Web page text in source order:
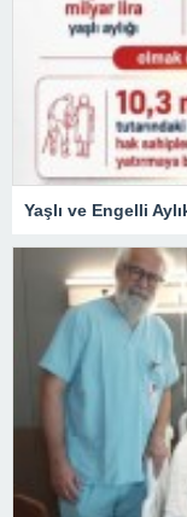
Yaşlı ve Engelli